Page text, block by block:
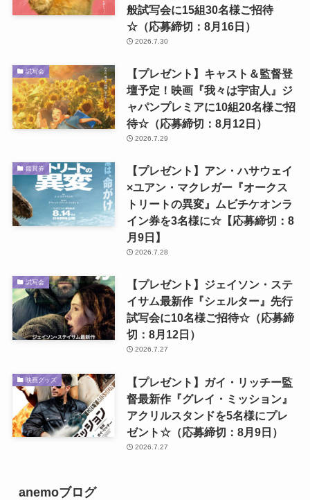
般試写会に15組30名様ご招待
☆（応募締切：8月16日）
2026.7.30
試写会
【プレゼント】キャスト＆監督登
壇予定！映画『我々は宇宙人』ジ
ャパンプレミアに10組20名様ご招
待☆（応募締切：8月12日）
2026.7.29
鑑賞券
【プレゼント】アン・ハサウェイ
×ユアン・マクレガー『オークス
トリートの異変』ムビチケオンラ
イン券を3名様に☆【応募締切：8
月9日】
2026.7.28
試写会
【プレゼント】ジェイソン・ステ
イサム最新作『シェルター』先行
試写会に10名様ご招待☆（応募締
切：8月12日）
2026.7.27
映画グッズ
【プレゼント】ガイ・リッチー監
督最新作『グレイ・ミッション』
アクリルスタンドを5名様にプレ
ゼント☆（応募締切：8月9日）
2026.7.27
anemoブログ